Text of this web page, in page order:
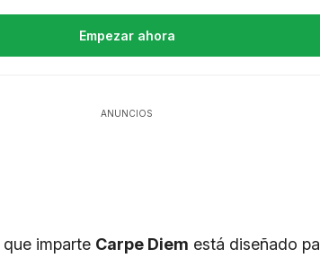
Empezar ahora
ANUNCIOS
que imparte Carpe Diem está diseñado